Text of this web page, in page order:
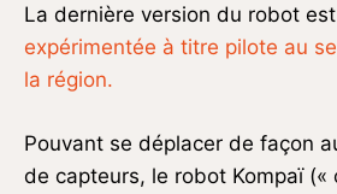
La dernière version du robot
expérimentée à titre pilote au
la région.
Pouvant se déplacer de façon
de capteurs, le robot Kompaï («